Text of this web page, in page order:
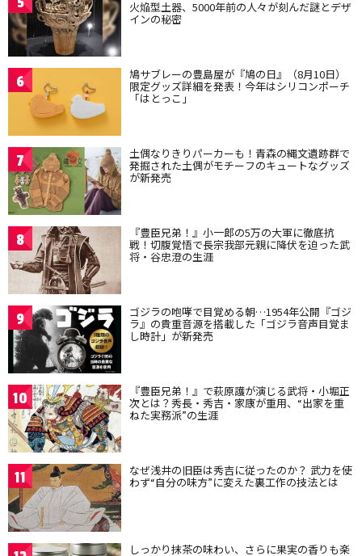
火焔型土器、5000年前の人々が刻んだ謎とデザ
インの秘密
6 鳩サブレーの豊島屋が『鳩の日』（8月10日）
限定グッズ詳細を発表！今年はシリコンポーチ
「はとっこ」
7 土偶なりきりパーカーも！青森の縄文遺跡群で
発掘された土偶がモチーフのキュートなグッズ
が新発売
8 『豊臣兄弟！』小一郎の5万の大軍に徹底抗
戦！切腹覚悟で長宗我部元親に降伏を迫った武
将・谷忠澄の生涯
9 ゴジラの咆哮で目覚める朝…1954年公開『ゴジ
ラ』の貴重音源を搭載した「ゴジラ音声目覚ま
し時計」が新発売
10 『豊臣兄弟！』で萩原護が演じる武将・小堀正
次とは？秀長・秀吉・家康が重用、“出家を重
ねた実務派”の生涯
11 なぜ浅井の旧臣は秀吉に従ったのか？ 武力を使
わず“自分の味方”に変えた裏工作の技法とは
しっかり抹茶の味わい、さらに果実の香りも楽